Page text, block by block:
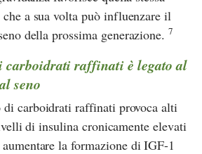
a sua volta può influenzare il
della prossima generazione.7
carboidrati raffinati è legato al
seno
di carboidrati raffinati provoca alti
di insulina cronicamente elevati
la formazione di IGF-1